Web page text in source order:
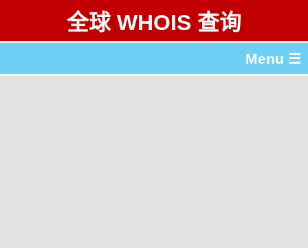
全球 WHOIS 查询
Menu ☰